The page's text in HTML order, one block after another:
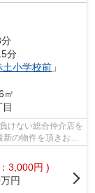
分
分
土小学校前 」
㎡
目
けない総合仲介店を
新の物件を頂きお客
3,000円 )
円